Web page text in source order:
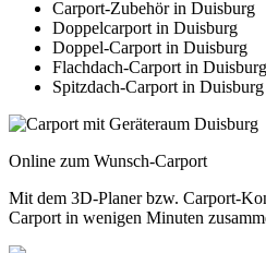
Carport-Zubehör in Duisburg
Doppelcarport in Duisburg
Doppel-Carport in Duisburg
Flachdach-Carport in Duisburg
Spitzdach-Carport in Duisburg
Online zum Wunsch-Carport
Mit dem 3D-Planerbzw. Carport-
Carport in wenigen Minuten